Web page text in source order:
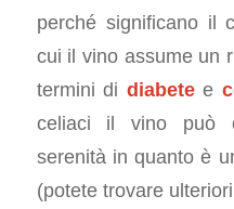
perché significano il
cui il vino assume un
termini di diabetee
celiaci il vino può
serenità in quanto è
(potete trovare